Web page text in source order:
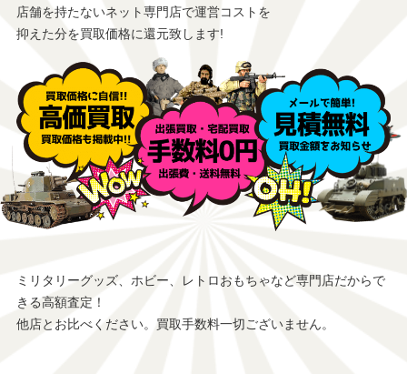
店舗を持たないネット専門店で運営コストを
抑えた分を買取価格に還元致します!
ミリタリーグッズ、ホビー、レトロおもちゃなど専門店だからで
きる高額査定！
他店とお比べください。買取手数料一切ございません。